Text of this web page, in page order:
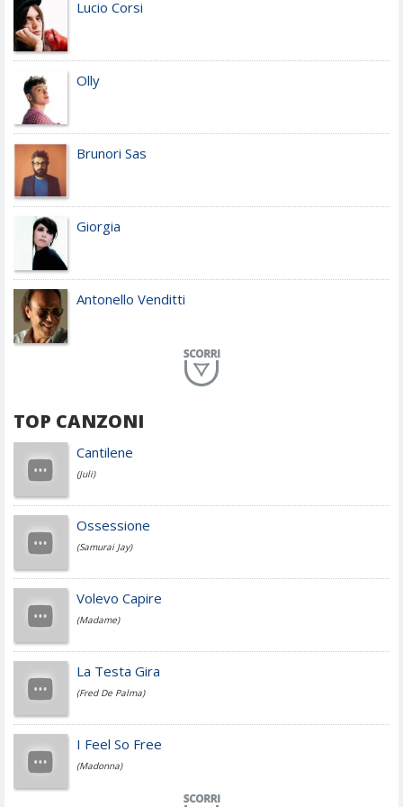
Lucio Corsi
Olly
Brunori Sas
Giorgia
Antonello Venditti
Achille Lauro
Cesare Cremonini
Jovanotti
Fedez
Simone Cristicchi
TOP CANZONI
Cantilene
(Juli)
Ossessione
(Samurai Jay)
Volevo Capire
(Madame)
La Testa Gira
(Fred De Palma)
I Feel So Free
(Madonna)